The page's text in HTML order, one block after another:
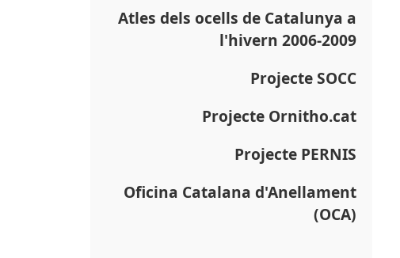
Atles dels ocells de Catalunya a
l'hivern 2006-2009
Projecte SOCC
Projecte Ornitho.cat
Projecte PERNIS
Oficina Catalana d'Anellament
(OCA)